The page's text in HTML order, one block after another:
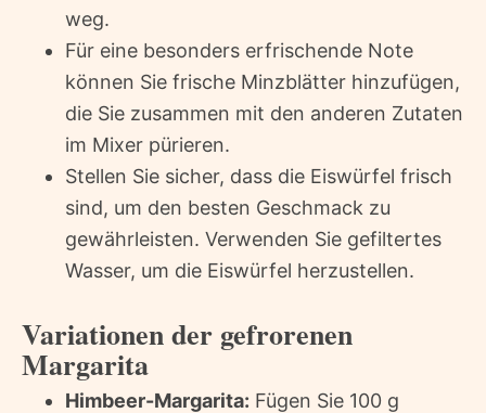
weg.
Für eine besonders erfrischende Note
können Sie frische Minzblätter hinzufügen,
die Sie zusammen mit den anderen Zutaten
im Mixer pürieren.
Stellen Sie sicher, dass die Eiswürfel frisch
sind, um den besten Geschmack zu
gewährleisten. Verwenden Sie gefiltertes
Wasser, um die Eiswürfel herzustellen.
Variationen der gefrorenen
Margarita
Himbeer-Margarita: Fügen Sie 100 g